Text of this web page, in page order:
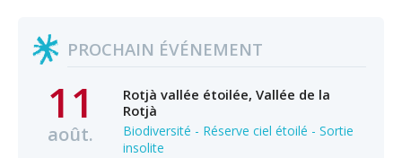
PROCHAIN ÉVÉNEMENT
11
août.
Rotjà vallée étoilée, Vallée de la
Rotjà
Biodiversité - Réserve ciel étoilé - Sortie
insolite